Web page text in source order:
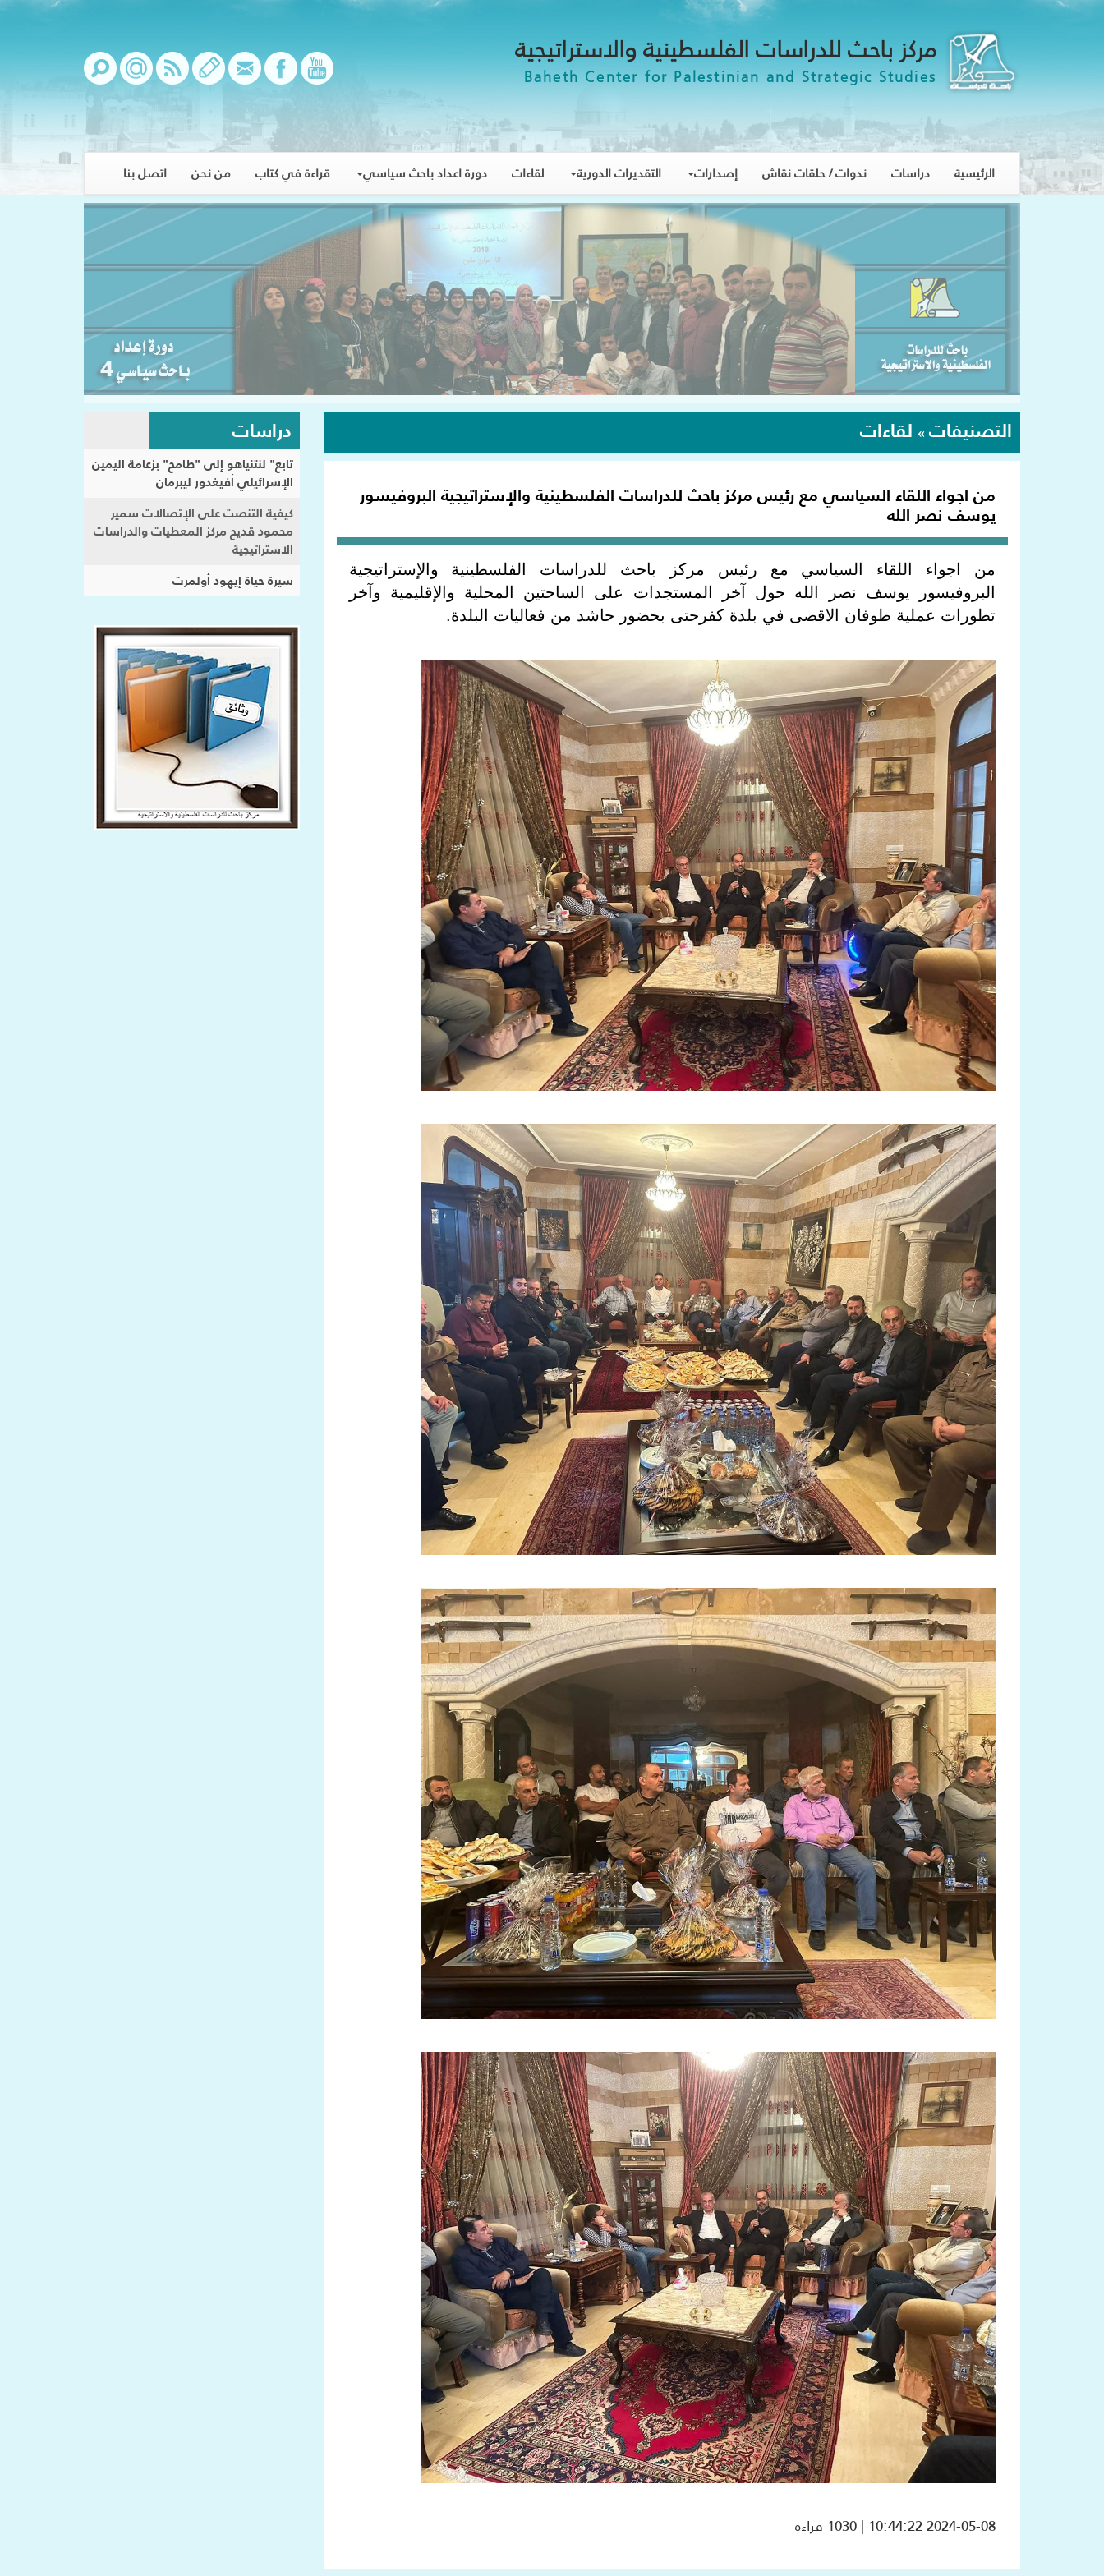
مركز باحث للدراسات الفلسطينية والاستراتيجية
Baheth Center for Palestinian and Strategic Studies
الرئيسية دراسات ندوات / حلقات نقاش إصدارات التقديرات الدورية لقاءات دورة اعداد باحث سياسي قراءة في كتاب من نحن اتصل بنا
التصنيفات » لقاءات
من اجواء اللقاء السياسي مع رئيس مركز باحث للدراسات الفلسطينية والإستراتيجية البروفيسور
يوسف نصر الله
من اجواء اللقاء السياسي مع رئيس مركز باحث للدراسات الفلسطينية والإستراتيجية
البروفيسور يوسف نصر الله حول آخر المستجدات على الساحتين المحلية والإقليمية وآخر
تطورات عملية طوفان الاقصى في بلدة كفرحتى بحضور حاشد من فعاليات البلدة.
2024-05-08 10:44:22 | 1030 قراءة
دراسات
تابع" لنتنياهو إلى "طامح" بزعامة اليمين
الإسرائيلي أفيغدور ليبرمان
كيفية التنصت على الإتصالات سمير
محمود قديح مركز المعطيات والدراسات
الاستراتيجية
سيرة حياة إيهود أولمرت